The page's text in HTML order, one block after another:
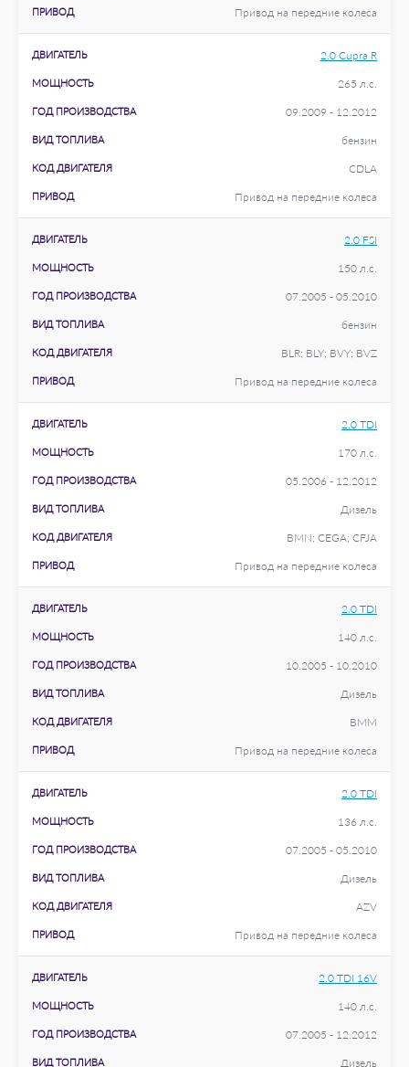
ПРИВОД Привод на передние колеса
ДВИГАТЕЛЬ 2.0 Cupra R
МОЩНОСТЬ 265 л.с.
ГОД ПРОИЗВОДСТВА 09.2009 - 12.2012
ВИД ТОПЛИВА бензин
КОД ДВИГАТЕЛЯ CDLA
ПРИВОД Привод на передние колеса
ДВИГАТЕЛЬ 2.0 FSI
МОЩНОСТЬ 150 л.с.
ГОД ПРОИЗВОДСТВА 07.2005 - 05.2010
ВИД ТОПЛИВА бензин
КОД ДВИГАТЕЛЯ BLR; BLY; BVY; BVZ
ПРИВОД Привод на передние колеса
ДВИГАТЕЛЬ 2.0 TDI
МОЩНОСТЬ 170 л.с.
ГОД ПРОИЗВОДСТВА 05.2006 - 12.2012
ВИД ТОПЛИВА Дизель
КОД ДВИГАТЕЛЯ BMN; CEGA; CFJA
ПРИВОД Привод на передние колеса
ДВИГАТЕЛЬ 2.0 TDI
МОЩНОСТЬ 140 л.с.
ГОД ПРОИЗВОДСТВА 10.2005 - 10.2010
ВИД ТОПЛИВА Дизель
КОД ДВИГАТЕЛЯ BMM
ПРИВОД Привод на передние колеса
ДВИГАТЕЛЬ 2.0 TDI
МОЩНОСТЬ 136 л.с.
ГОД ПРОИЗВОДСТВА 07.2005 - 05.2010
ВИД ТОПЛИВА Дизель
КОД ДВИГАТЕЛЯ AZV
ПРИВОД Привод на передние колеса
ДВИГАТЕЛЬ 2.0 TDI 16V
МОЩНОСТЬ 140 л.с.
ГОД ПРОИЗВОДСТВА 07.2005 - 12.2012
ВИД ТОПЛИВА Дизель